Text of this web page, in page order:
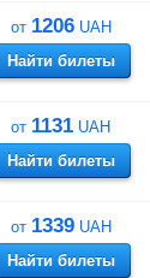
от 1206 UAH
Найти билеты
от 1131 UAH
Найти билеты
от 1339 UAH
Найти билеты